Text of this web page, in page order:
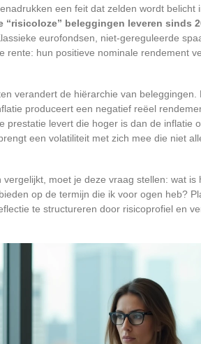
een feit dat zelden wordt belicht
“risicoloze” beleggingen leveren sinds
eurofondsen, niet-gereguleerde
rente: hun positieve nominale rendement
verandert de hiërarchie van beleggingen.
produceert een negatief reëel
prestatie levert die hoger is dan de inflatie
een volatiliteit met zich mee die niet
moet je deze vraag stellen: wat is
op de termijn die ik voor ogen heb?
te structureren door risicoprofiel en